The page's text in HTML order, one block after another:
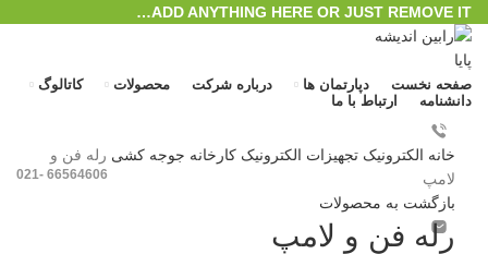
ADD ANYTHING HERE OR JUST REMOVE IT…
صفحه نخست دپارتمان ها درباره شرکت محصولات
کاتالوگ
دانشنامه
ارتباط با ما
66564606 -021
بزرگنمایی تصویر
خانه الکترونیک تجهیزات الکترونیک کارخانه جوجه کشی رله فن و
لامپ
بازگشت به محصولات
رله فن و لامپ